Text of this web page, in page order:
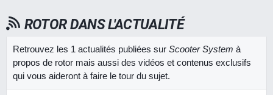
ROTOR DANS L'ACTUALITÉ
Retrouvez les 1 actualités publiées sur Scooter System à
propos de rotor mais aussi des vidéos et contenus exclusifs
qui vous aideront à faire le tour du sujet.